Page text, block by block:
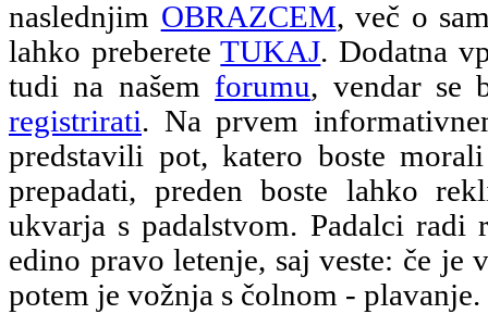
naslednjim OBRAZCEM, več o
lahko prebereteTUKAJ. Dodatna
tudi na našem forumu, vendar se
registrirati. Na prvem
predstavili pot, katero boste
prepadati, preden boste lahko
ukvarja s padalstvom. Padalci radi
edino pravo letenje, saj veste: če je
potem je vožnja s čolnom - plavanje.